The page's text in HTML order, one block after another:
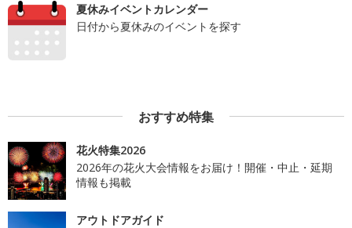
夏休みイベントカレンダー
日付から夏休みのイベントを探す
おすすめ特集
花火特集2026
2026年の花火大会情報をお届け！開催・中止・延期
情報も掲載
アウトドアガイド